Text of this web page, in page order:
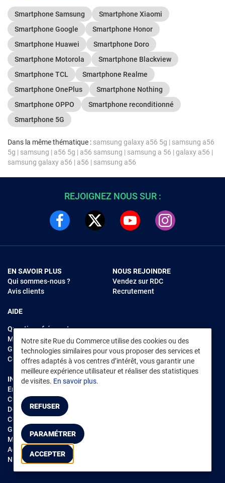
Smartphone Samsung
Smartphone Xiaomi
Smartphone Google
Smartphone Honor
Smartphone Huawei
Smartphone Doro
Smartphone Motorola
Smartphone Blackview
Smartphone TCL
Smartphone Realme
Smartphone OnePlus
Smartphone Nothing
Smartphone OPPO
Smartphone reconditionné
Smartphone 5G
Dans la même thématique : samsung galaxy a56 5g | samsung a56
5g | samsung | a56 5g | a56 samsung | samsung a 56 | galaxy a56 |
samsung galaxy a56 | a56 | samsung a56
Notre site Rue du Commerce utilise des cookies ou des
technologies similaires pour vous proposer des services et
offres adaptés à vos centres d’intérêt, vous garantir une
meilleure expérience utilisateur et réaliser des statistiques
de visites. En savoir plus.
REFUSER
PARAMÉTRER
ACCEPTER
REJOIGNEZ NOUS SUR :
EN SAVOIR PLUS
Qui sommes-nous ?
Avis clients
AIDE
Questions fréquentes
Modes de règlements
Garantie et retours
Contacter Rue du Commerce
NOUS REJOINDRE
Vendez sur RDC
Recrutement
INFORMATIONS LÉGALES
Environnement
CGV /CGU Marketplace
Données personnelles
Cookies
Gérer mes cookies
Mentions légales
Accessibilité : non conforme
Notice d'accessibilité